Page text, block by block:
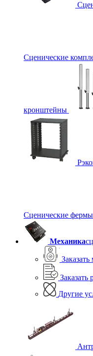
Сценические
кронштейны
Сценические фермы
Механика
Заказать
Другие